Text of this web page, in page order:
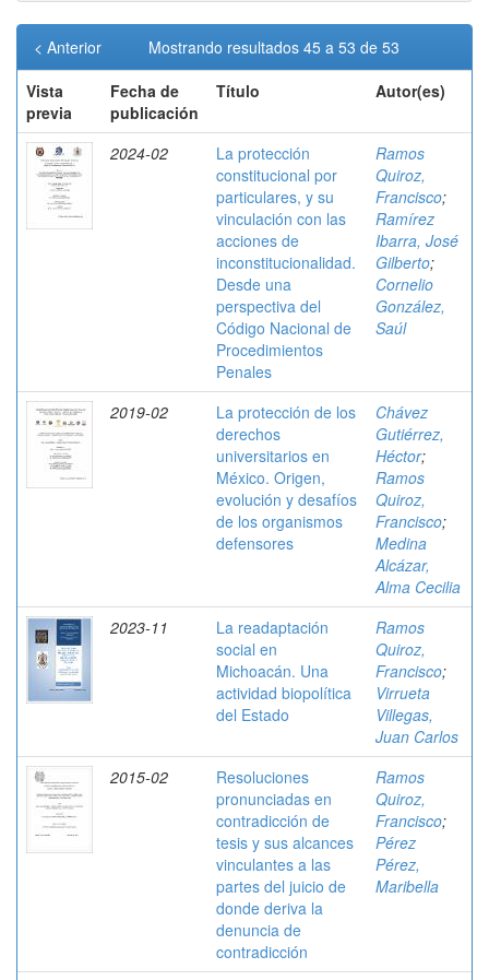
Mostrando resultados 45 a 53 de 53
< Anterior
Vista
previa
Fecha de
publicación
Título Autor(es)
2024-02
La protección
constitucional por
particulares, y su
vinculación con las
acciones de
inconstitucionalidad.
Desde una
perspectiva del
Código Nacional de
Procedimientos
Penales
Ramos
Quiroz,
Francisco;
Ramírez
Ibarra, José
Gilberto;
Cornelio
González,
Saúl
2019-02
La protección de los
derechos
universitarios en
México. Origen,
evolución y desafíos
de los organismos
defensores
Chávez
Gutiérrez,
Héctor;
Ramos
Quiroz,
Francisco;
Medina
Alcázar,
Alma Cecilia
2023-11
La readaptación
social en
Michoacán. Una
actividad biopolítica
del Estado
Ramos
Quiroz,
Francisco;
Virrueta
Villegas,
Juan Carlos
2015-02
Resoluciones
pronunciadas en
contradicción de
tesis y sus alcances
vinculantes a las
partes del juicio de
donde deriva la
denuncia de
contradicción
Ramos
Quiroz,
Francisco;
Pérez
Pérez,
Maribella